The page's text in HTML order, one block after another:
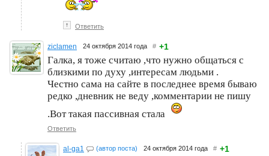
↑ Ответить
ziclamen 24 октября 2014 года # +1
Галка, я тоже считаю ,что нужно общаться с
близкими по духу ,интересам людьми .
Честно сама на сайте в последнее время бываю
редко ,дневник не веду ,комментарии не пишу
.Вот такая пассивная стала
Ответить
al-ga1 (автор поста) 24 октября 2014 года # +1